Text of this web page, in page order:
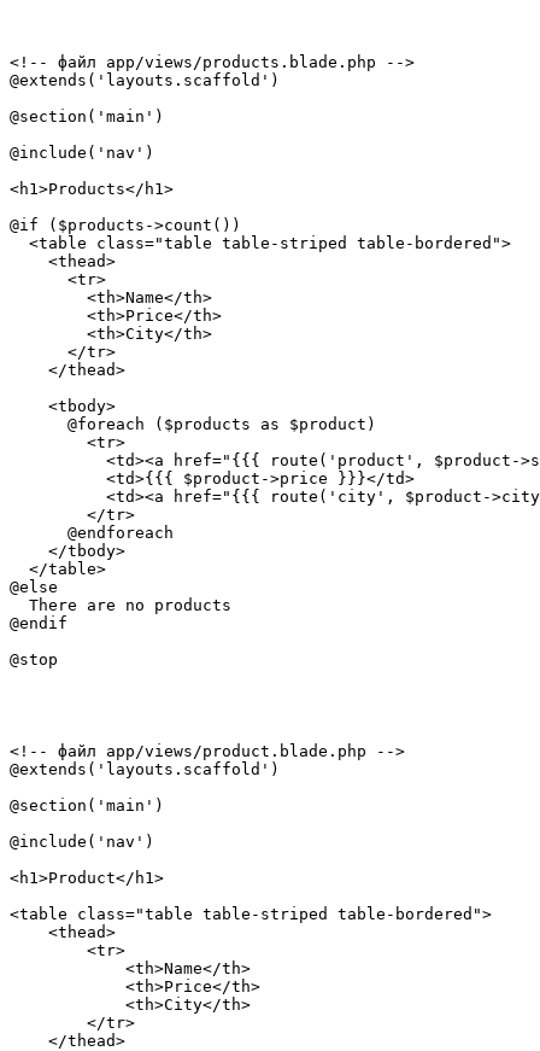
<!-- файл app/views/products.blade.php -->
@extends('layouts.scaffold')
@section('main')
@include('nav')
<h1>Products</h1>
@if ($products->count())
  <table class="table table-striped table-bordered">
    <thead>
      <tr>
        <th>Name</th>
        <th>Price</th>
        <th>City</th>
      </tr>
    </thead>
    <tbody>
      @foreach ($products as $product)
        <tr>
<td><a href="{{{ route('product', $product-
          <td>{{{ $product->price }}}</td>
<td><a href="{{{ route('city', $product-
        </tr>
      @endforeach
    </tbody>
  </table>
@else
  There are no products
@endif
<!-- файл app/views/product.blade.php -->
@extends('layouts.scaffold')
@section('main')
@include('nav')
<h1>Product</h1>
<table class="table table-striped table-bordered">
    <thead>
        <tr>
            <th>Name</th>
            <th>Price</th>
            <th>City</th>
        </tr>
    </thead>